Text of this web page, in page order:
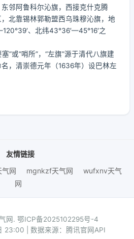
邻阿鲁科尔沁旗，西接克什克腾
北靠锡林郭勒盟西乌珠穆沁旗，地
、北纬43°36′—45°16′之
”或“哨所”，“左旗”源于清代八旗建
，清崇德元年（1636年）设巴林左
友情链接
网 mgnkzf天气网
wufxnv天气
网
网. 鄂ICP备2025102295号-4
23:00 | 数据来源：腾讯官网API